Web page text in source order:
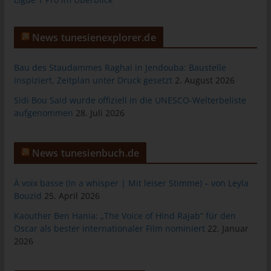
News tunesienexplorer.de
Bau des Staudammes Raghai in Jendouba: Baustelle
inspiziert, Zeitplan unter Druck gesetzt 2. August 2026
Sidi Bou Said wurde offiziell in die UNESCO-Welterbeliste
aufgenommen 28. Juli 2026
News tunesienbuch.de
À voix basse (In a whisper | Mit leiser Stimme) – von Leyla
Bouzid 25. April 2026
Kaouther Ben Hania: „The Voice of Hind Rajab“ für den
Oscar als bester internationaler Film nominiert 22. Januar
2026
Warenkorbes im Online-Shop. Der Online-Shop merkt sich die
über ein Cookie.
unsere Internetseite jederzeit mittels einer entsprechenden
Einstellung des genutzten Internetbrowsers verhindern und
Ferner können bereits gesetzte Cookies jederzeit über einen
Internetbrowser oder andere Softwareprogramme gelöscht
Deaktiviert die betroffene Person die Setzung von Cookies in
dem genutzten Internetbrowser, sind unter Umständen nicht alle
Erfassung von allgemeinen Daten und
Informationen
Die Internetseite erfasst mit jedem Aufruf der Internetseite durch